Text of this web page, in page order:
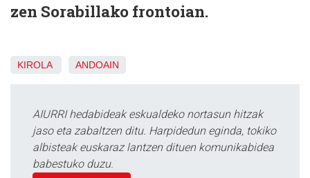
zen Sorabillako frontoian.
KIROLA ANDOAIN
AIURRI hedabideak eskualdeko nortasun hitzak
jaso eta zabaltzen ditu. Harpidedun eginda, tokiko
albisteak euskaraz lantzen dituen komunikabidea
babestuko duzu.